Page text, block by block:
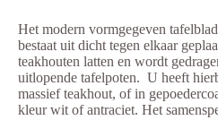
Het modern vormgegeven
bestaat uit dicht tegen elkaar
teakhouten latten en wordt
uitlopende tafelpoten. U heeft
massief teakhout, of in
kleur wit of antraciet. Het